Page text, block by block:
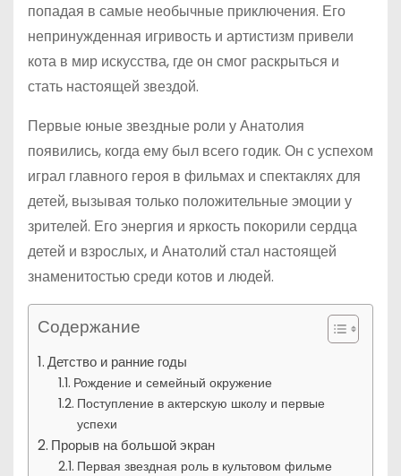
попадая в самые необычные приключения. Его
непринужденная игривость и артистизм привели
кота в мир искусства, где он смог раскрыться и
стать настоящей звездой.
Первые юные звездные роли у Анатолия
появились, когда ему был всего годик. Он с успехом
играл главного героя в фильмах и спектаклях для
детей, вызывая только положительные эмоции у
зрителей. Его энергия и яркость покорили сердца
детей и взрослых, и Анатолий стал настоящей
знаменитостью среди котов и людей.
Содержание
Детство и ранние годы
Рождение и семейный окружение
Поступление в актерскую школу и первые
успехи
Прорыв на большой экран
Первая звездная роль в культовом фильме